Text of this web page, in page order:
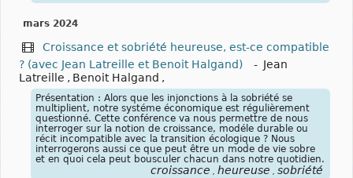
mars 2024
Croissance et sobriété heureuse, est-ce compatible
? (avec Jean Latreille et Benoit Halgand)
- Jean
Latreille , Benoit Halgand ,
Présentation : Alors que les injonctions à la sobriété se
multiplient, notre systéme économique est régulièrement
questionné. Cette conférence va nous permettre de nous
interroger sur la notion de croissance, modéle durable ou
récit incompatible avec la transition écologique ? Nous
interrogerons aussi ce que peut être un mode de vie sobre
et en quoi cela peut bousculer chacun dans notre quotidien.
croissance heureuse sobriété